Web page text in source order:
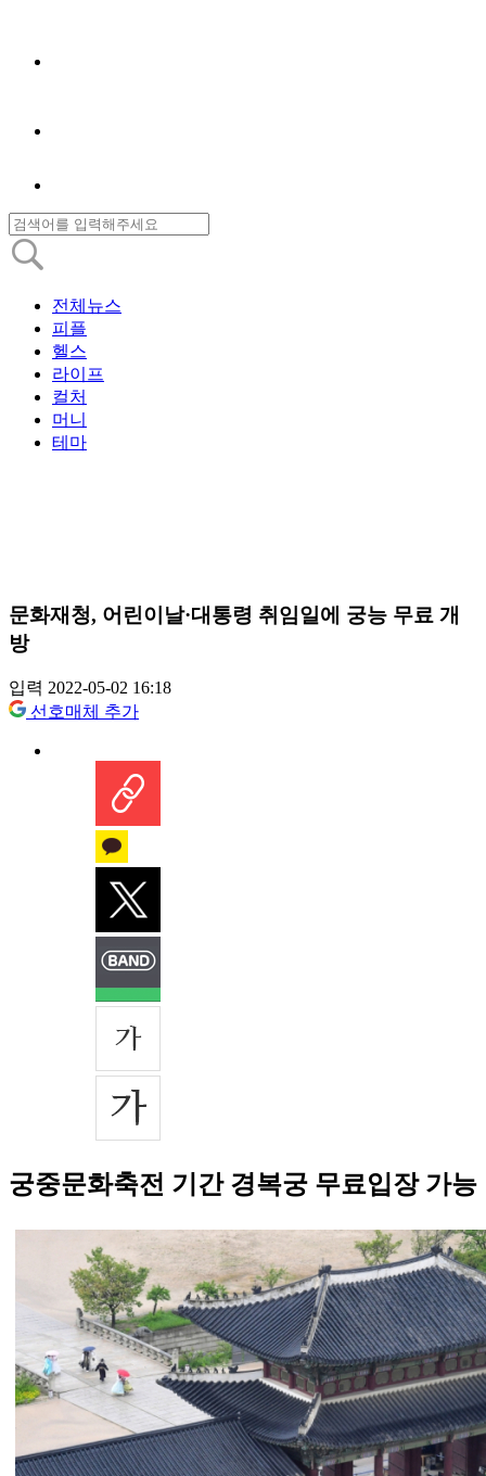
전체뉴스
피플
헬스
라이프
컬처
머니
테마
문화재청, 어린이날·대통령 취임일에 궁능 무료 개
방
입력 2022-05-02 16:18
선호매체 추가
궁중문화축전 기간 경복궁 무료입장 가능